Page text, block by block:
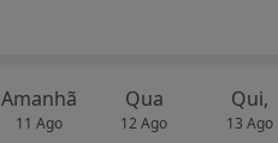
Amanhã
11 Ago
Qua
12 Ago
Qui,
13 Ago